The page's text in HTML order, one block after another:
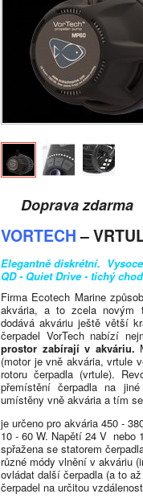
Doprava zdarma
VORTECH–
Elegantně diskrétní.
QD - Quiet Drive - tichý chod
Firma Ecotech Marine
akvária, a to zcela novým
dodává akváriu ještě větší
čerpadel VorTech nabízí
prostor zabírají v akváriu.
(motor je vně akvária, vrtule
rotoru čerpadla (vrtule).
přemístění čerpadla na
umístěny vně akvária a tím
je určeno pro akvária 450 -
10 - 60 W. Napětí 24 V nebo
spřažena se statorem
různé módy vlnění v akváriu
ovládat další čerpadla (a to
čerpadel na určitou